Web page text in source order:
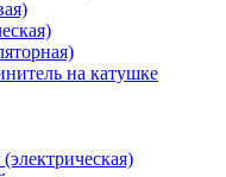
на катушке